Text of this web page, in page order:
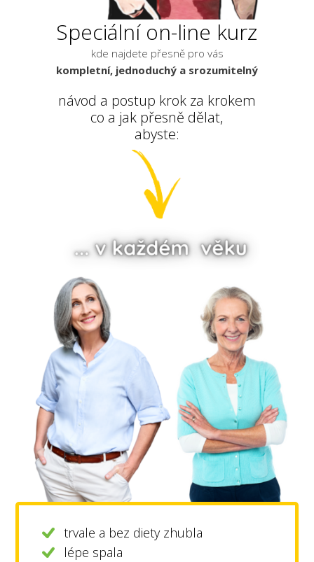
Speciální on-line kurz
kde najdete přesně pro vás
kompletní, jednoduchý a srozumitelný
návod a postup krok za krokem
co a jak přesně dělat,
abyste:
trvale a bez diety zhubla
lépe spala